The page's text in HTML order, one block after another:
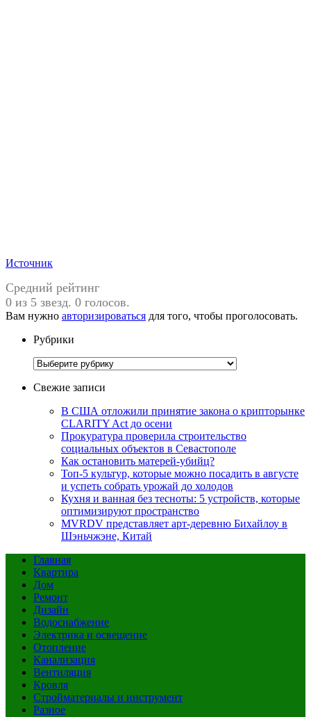
Источник
Средний рейтинг
0 из 5 звезд. 0 голосов.
Вам нужно авторизироваться для того, чтобы проголосовать.
Рубрики
Рубрики
Свежие записи
В США отложили принятие закона о крипторынке
CLARITY Act до осени
Прокуратура проверила строительство
социальных объектов в Севастополе
Как остановить матерей-убийц?
Топ-5 культур, которые можно посадить в августе
и успеть собрать урожай до холодов
Кухня и ванная без тесноты: 5 устройств, которые
оптимизируют пространство
MVRDV представляет арт-деревню Бихайлоу в
Шэньчжэне, Китай
Главная
Квартира
Дом
Ремонт
Дизайн
Водоснабжение
Электрика и освещение
Отопление
Канализация
Вентиляция
Кровля
Стройматериалы и инструмент
Разное